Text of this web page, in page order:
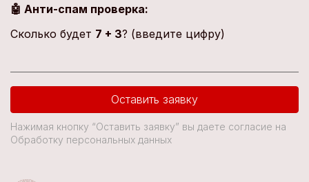
🤖 Анти-спам проверка:
Сколько будет 7 + 3? (введите цифру)
Оставить заявку
Нажимая кнопку “Оставить заявку” вы даете согласие на
Обработку персональных данных